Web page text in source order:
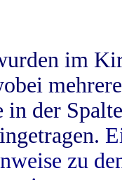
im
der
zu